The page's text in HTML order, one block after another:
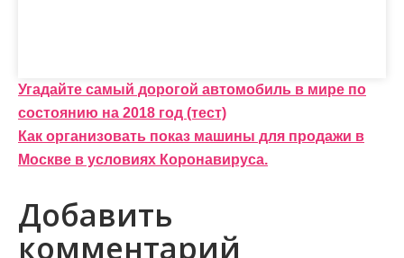
Н
а
в
и
г
Угадайте самый дорогой автомобиль в мире по
состоянию на 2018 год (тест)
Как организовать показ машины для продажи в
Москве в условиях Коронавируса.
Добавить
комментарий